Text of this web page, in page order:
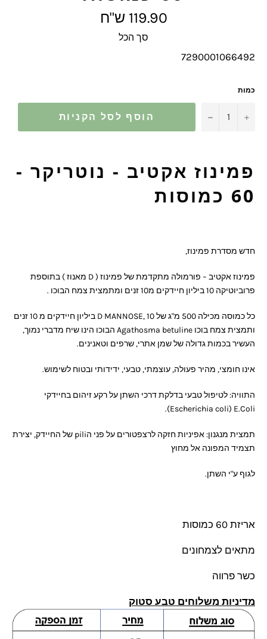
מחיר
מלא
119.90 ש"ח
סך הכל
7290001066492
כמות
− + הוסף לסל הקניות
פמינוז אקטיב - נוטריקר -
60 כמוסות
חדש מסדרת פמינוז,
פמינוז אקטיב – פורמולה מתקדמת של פמינוז ( D
מאנוז ) בתוספת
פרוביוטיקה 10 ביליון חיידקים מ
10 זנים ומתמצית צמח הבוכו .
כל כמוסה מכילה 500 מ"ג של D MANNOSE, 10
ביליון חיידקים מ 10 זנים
ותמצית צמח בוכו Agathosma betuline הבוכו הינו שיח מדברי נמוך,
העשיר בכמות גדולה של שמן אתרי, שרפים וטאנינים.
אינו חומצי, מהיר פעולה, עוצמתי, טבעי, ידידותי ובטוח לשימוש.
התוויה: לטיפול טבעי בדלקת דרכי השתן על רקעזיהום בחיידקי
Escherichia coli) E.Coli).
תמצית מנגנון: אפיניות חזקה לרצפטורים על פני ה
pili של החיידק, יצירת
תצמיד המפונה אל מחוץ
לגוף ע"י השתן.
אריזת 60 כמוסות
מתאים לצמחונים
כשר פרווה
מדיניות משלוחים טבע סטוק